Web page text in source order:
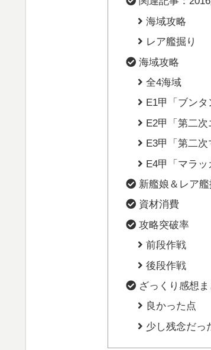
海域攻略
レア艦掘り
海域攻略
全4海域
E1甲「ブン
E2甲「第二
E3甲「第二
E4甲「マラ
新艦娘＆レア艦
資材消費
攻略突破率
前段作戦
後段作戦
ざっくり感想
良かった点
少し残念だっ